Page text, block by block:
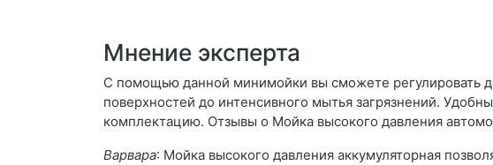
Мнение эксперта
С помощью данной минимойки вы сможете регулировать
поверхностей до интенсивного мытья загрязнений.
комплектацию. Отзывы о Мойка высокого давления
Варвара: Мойка высокого давления аккумуляторная